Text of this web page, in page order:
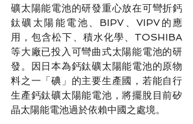
礦太陽能電池的研發重心放在可彎折鈣
鈦礦太陽能電池、BIPV、VIPV的應
用，包含松下、積水化學、TOSHIBA
等大廠已投入可彎曲式太陽能電池的研
發。因日本為鈣鈦礦太陽能電池的原物
料之一「碘」的主要生產國，若能自行
生產鈣鈦礦太陽能電池，將擺脫目前矽
晶太陽能電池過於依賴中國之處境。